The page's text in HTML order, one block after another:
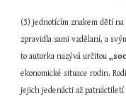
(3) jednotícím znakem dětí
zpravidla sami vzdělaní, a
to autorka nazývá určitou
ekonomické situace rodin.
jejich jedenácti až patnáctiletí